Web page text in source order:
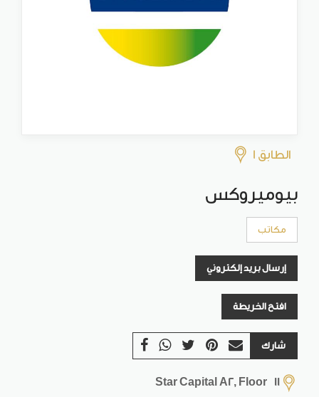
الطابق 1
بيوميروكس
مكاتب
إرسال بريد إلكتروني
افتح الخريطة
شارك
Star Capital A2, Floor 11